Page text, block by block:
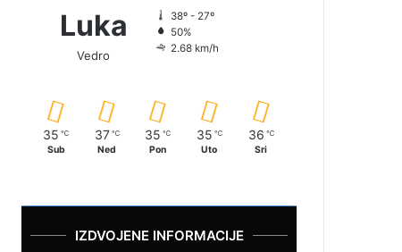
Luka
Vedro
38º - 27º
50%
2.68 km/h
35 ℃
Sub
37 ℃
Ned
35 ℃
Pon
35 ℃
Uto
36 ℃
Sri
IZDVOJENE INFORMACIJE